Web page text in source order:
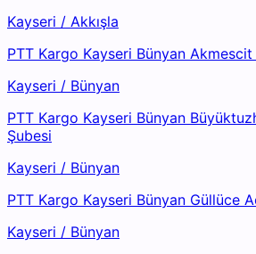
Kayseri / Akkışla
PTT Kargo Kayseri Bünyan
Kayseri / Bünyan
PTT Kargo Kayseri Bünyan
Şubesi
Kayseri / Bünyan
PTT Kargo Kayseri Bünyan Güllüce
Kayseri / Bünyan